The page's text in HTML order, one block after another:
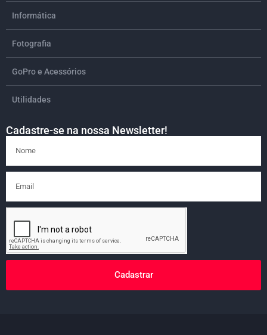
Informática
Fotografia
GoPro e Acessórios
Utilidades
Cadastre-se na nossa Newsletter!
Cadastrar